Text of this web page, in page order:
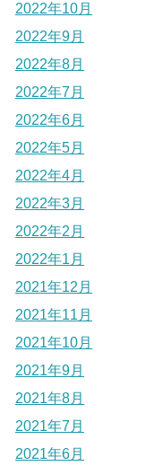
2022年10月
2022年9月
2022年8月
2022年7月
2022年6月
2022年5月
2022年4月
2022年3月
2022年2月
2022年1月
2021年12月
2021年11月
2021年10月
2021年9月
2021年8月
2021年7月
2021年6月